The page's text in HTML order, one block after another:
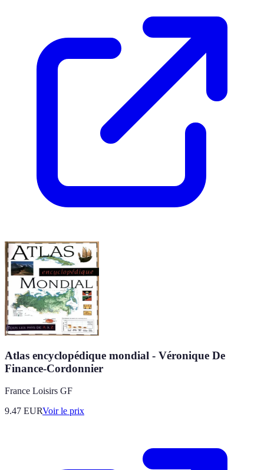
Atlas encyclopédique mondial - Véronique De
Finance-Cordonnier
France Loisirs GF
9.47 EURVoir le prix